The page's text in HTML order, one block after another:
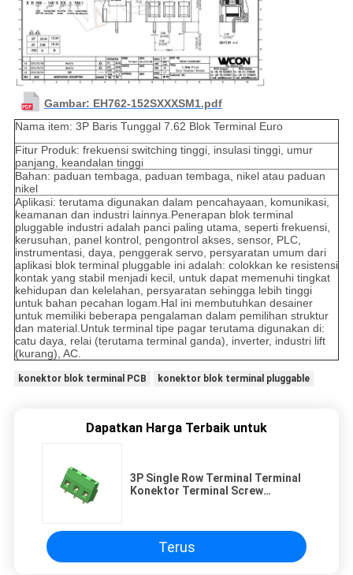
Gambar: EH762-152SXXXSM1.pdf
Nama item: 3P Baris Tunggal 7.62 Blok Terminal Euro
Fitur Produk: frekuensi switching tinggi, insulasi tinggi, umur
panjang, keandalan tinggi
Bahan: paduan tembaga, paduan tembaga, nikel atau paduan
nikel
Aplikasi: terutama digunakan dalam pencahayaan, komunikasi,
keamanan dan industri lainnya.Penerapan blok terminal
pluggable industri adalah panci paling utama, seperti frekuensi,
kerusuhan, panel kontrol, pengontrol akses, sensor, PLC,
instrumentasi, daya, penggerak servo, persyaratan umum dari
aplikasi blok terminal pluggable ini adalah: colokkan ke resistensi
kontak yang stabil menjadi kecil, untuk dapat memenuhi tingkat
kehidupan dan kelelahan, persyaratan sehingga lebih tinggi
untuk bahan pecahan logam.Hal ini membutuhkan desainer
untuk memiliki beberapa pengalaman dalam pemilihan struktur
dan material.Untuk terminal tipe pagar terutama digunakan di:
catu daya, relai (terutama terminal ganda), inverter, industri lift
(kurang), AC.
konektor blok terminal PCB konektor blok terminal pluggable
Dapatkan Harga Terbaik untuk
3P Single Row Terminal Terminal
Konektor Terminal Screw
Terus